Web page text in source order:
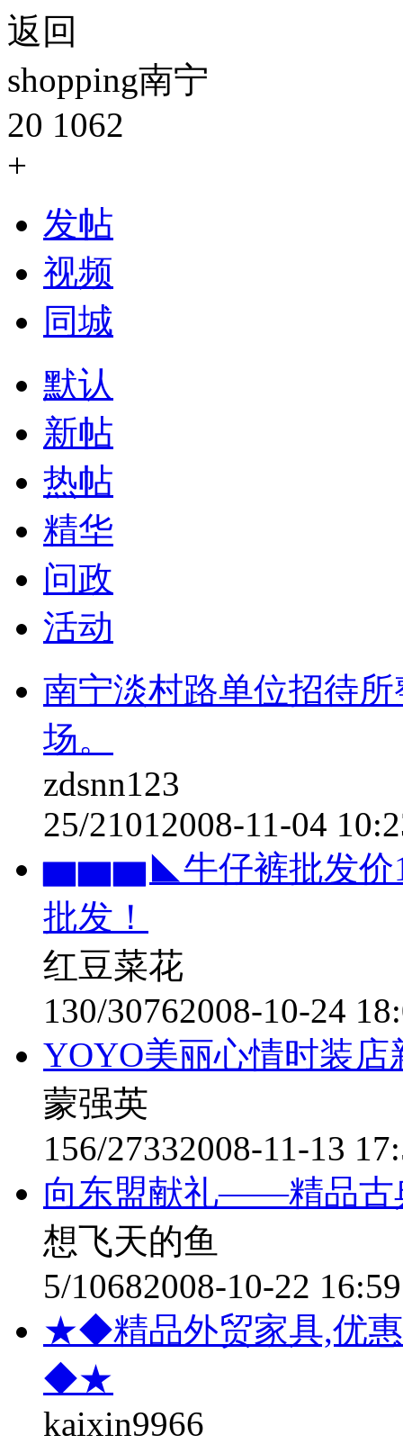
返回
shopping南宁
20 1062
+
发帖
视频
同城
默认
新帖
热帖
精华
问政
活动
南宁淡村路单位招待
场。
zdsnn123
25/21012008-11-04
▆▆▆◣牛仔裤批发价
批发！
红豆菜花
130/30762008-10-24
YOYO美丽心情时装店
蒙强英
156/27332008-11-13
向东盟献礼——精品古
想飞天的鱼
5/10682008-10-22
★◆精品外贸家具,优惠
◆★
kaixin9966